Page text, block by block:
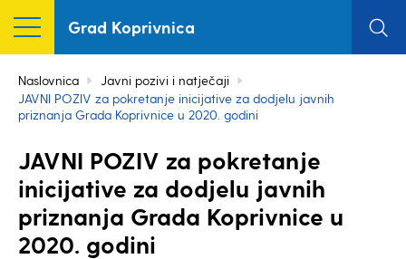
Grad Koprivnica
Naslovnica
Javni pozivi i natječaji
JAVNI POZIV za pokretanje inicijative za dodjelu javnih
priznanja Grada Koprivnice u 2020. godini
JAVNI POZIV za pokretanje
inicijative za dodjelu javnih
priznanja Grada Koprivnice u
2020. godini